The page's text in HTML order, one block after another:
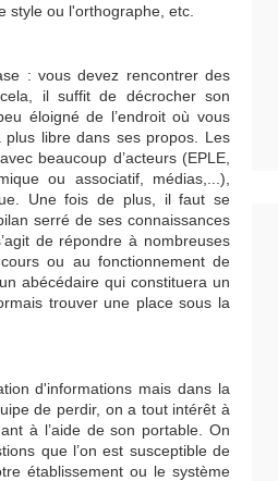
style ou l'orthographe, etc.
: vous devez rencontrer des
il suffit de décrocher son
éloigné de l’endroit où vous
plus libre dans ses propos. Les
beaucoup d’acteurs (EPLE,
ou associatif, médias,...),
Une fois de plus, il faut se
serré de ses connaissances
de répondre à nombreuses
ou au fonctionnement de
abécédaire qui constituera un
trouver une place sous la
d'informations mais dans la
de perdir, on a tout intérêt à
à l’aide de son portable. On
que l’on est susceptible de
établissement ou le système